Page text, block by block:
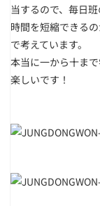
当するので、毎日
時間を短縮できる
で考えています。
本当に一から十ま
楽しいです！